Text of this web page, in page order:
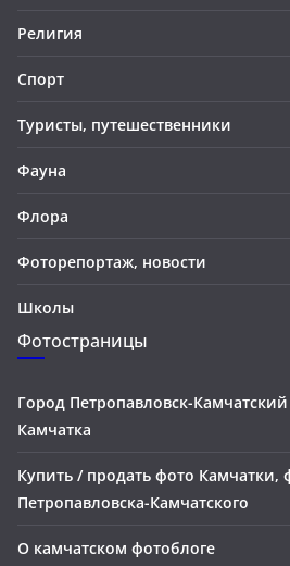
Религия
Спорт
Туристы, путешественники
Фауна
Флора
Фоторепортаж, новости
Школы
Фотостраницы
Город Петропавловск-
Камчатка
Купить / продать фото Камчатки,
Петропавловска-Камчатского
О камчатском фотоблоге